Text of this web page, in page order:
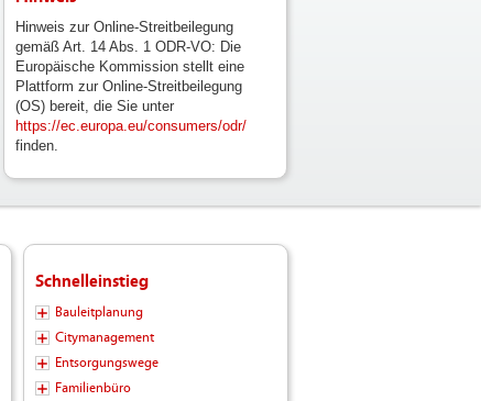
Hinweis zur Online-Streitbeilegung
gemäß Art. 14 Abs. 1 ODR-VO: Die
Europäische Kommission stellt eine
Plattform zur Online-Streitbeilegung
(OS) bereit, die Sie unter
https://ec.europa.eu/consumers/odr/
finden.
Schnelleinstieg
Bauleitplanung
Citymanagement
Entsorgungswege
Familienbüro